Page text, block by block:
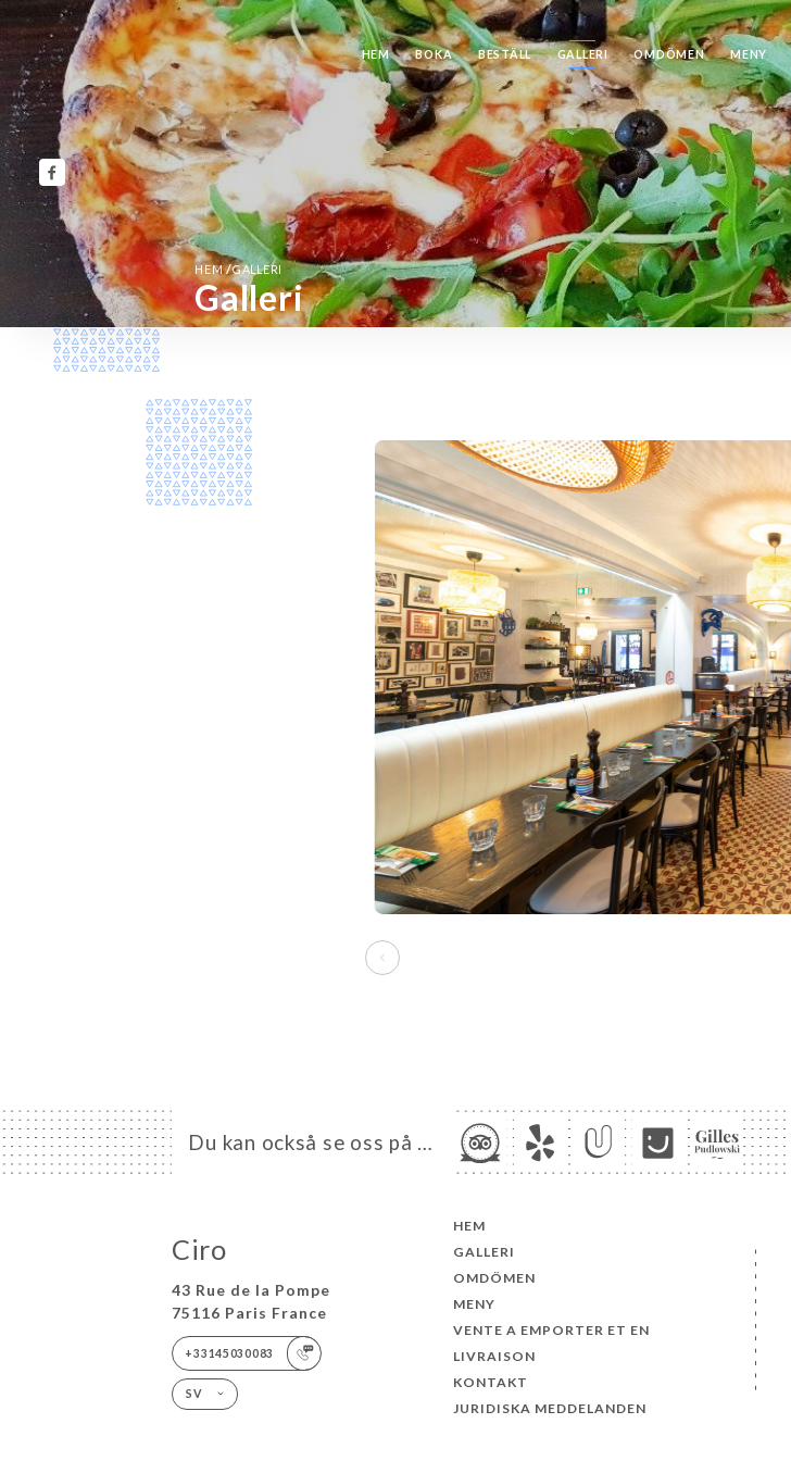
HEM BOKA BESTÄLL GALLERI OMDÖMEN MENY
HEM/GALLERI
Galleri
Du kan också se oss på …
Ciro
43 Rue de la Pompe
75116 Paris France
+33145030083
SV
HEM
GALLERI
OMDÖMEN
MENY
VENTE A EMPORTER ET EN
LIVRAISON
KONTAKT
JURIDISKA MEDDELANDEN